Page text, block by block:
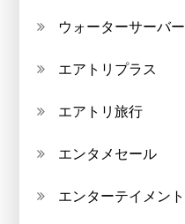
ウォーターサーバー
エアトリプラス
エアトリ旅行
エンタメセール
エンターテイメント